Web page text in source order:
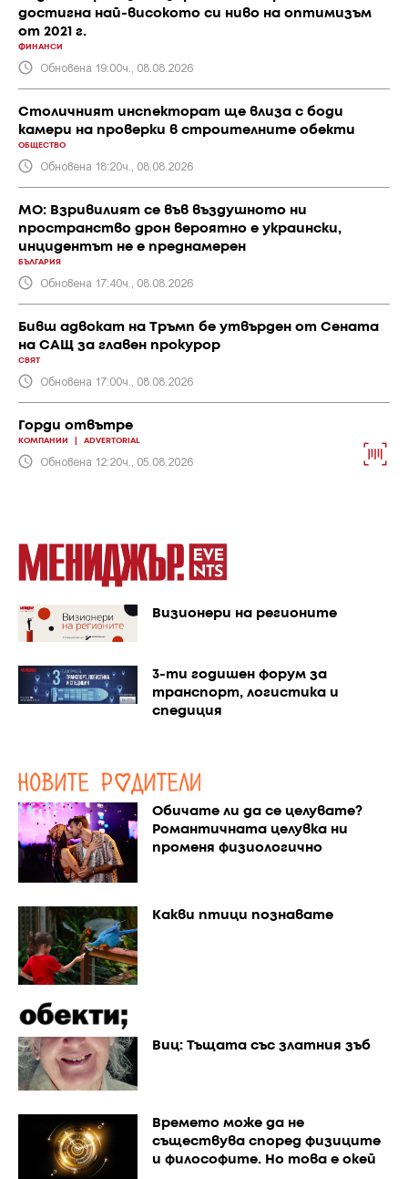
достигна най-високото си ниво на оптимизъм
от 2021 г.
ФИНАНСИ
Обновена 19:00ч., 08.08.2026
Столичният инспекторат ще влиза с боди
камери на проверки в строителните обекти
ОБЩЕСТВО
Обновена 18:20ч., 08.08.2026
МО: Взривилият се във въздушното ни
пространство дрон вероятно е украински,
инцидентът не е преднамерен
БЪЛГАРИЯ
Обновена 17:40ч., 08.08.2026
Бивш адвокат на Тръмп бе утвърден от Сената
на САЩ за главен прокурор
СВЯТ
Обновена 17:00ч., 08.08.2026
Горди отвътре
КОМПАНИИ ADVERTORIAL
Обновена 12:20ч., 05.08.2026
Визионери на регионите
3-ти годишен форум за
транспорт, логистика и
спедиция
Обичате ли да се целувате?
Романтичната целувка ни
променя физиологично
Какви птици познавате
Виц: Тъщата със златния зъб
Времето може да не
съществува според физиците
и философите. Но това е окей